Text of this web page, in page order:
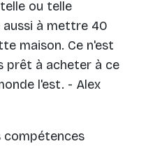
ou telle
à mettre 40
maison. Ce n'est
prêt à acheter à ce
l'est. - Alex
compétences